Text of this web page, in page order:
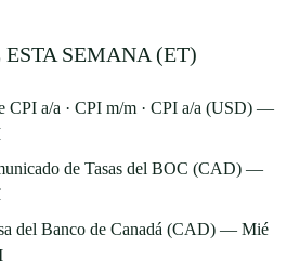
SEMANA (ET)
CPI a/a · CPI m/m · CPI a/a (USD) —
de Tasas del BOC (CAD) —
del Banco de Canadá (CAD) — Mié